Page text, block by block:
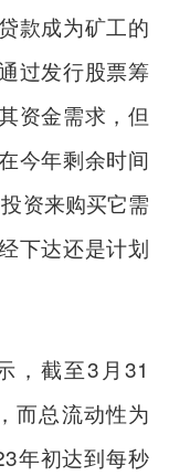
款成为矿工的
过发行股票筹
资金需求，但
今年剩余时间
资来购买它需
下达还是计划
，截至3月31
而总流动性为
年初达到每秒